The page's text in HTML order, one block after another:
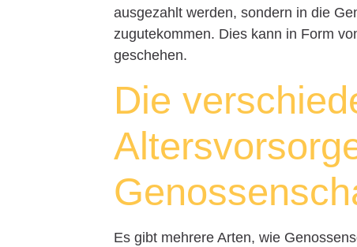
ausgezahlt werden, sondern in die
zugutekommen. Dies kann in Form
geschehen.
Die
Es gibt mehrere Arten, wie